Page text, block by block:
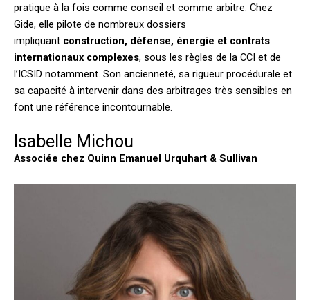
pratique à la fois comme conseil et comme arbitre. Chez
Gide, elle pilote de nombreux dossiers
impliquant construction, défense, énergie et contrats
internationaux complexes, sous les règles de la CCI et de
l’ICSID notamment. Son ancienneté, sa rigueur procédurale et
sa capacité à intervenir dans des arbitrages très sensibles en
font une référence incontournable.
Isabelle Michou
Associée chez Quinn Emanuel Urquhart & Sullivan